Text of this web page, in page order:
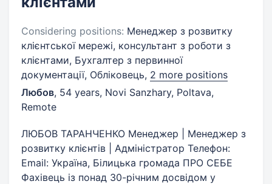
Considering positions: Менеджер з розвитку
клієнтської мережі, консультант з роботи з
клієнтами, Бухгалтер з первинної
документації, Обліковець, 2 more positions
Любов, 54 years, Novi Sanzhary, Poltava,
Remote
ЛЮБОВ ТАРАНЧЕНКО Менеджер | Менеджер з
розвитку клієнтів | Адміністратор Телефон:
Email: Україна, Білицька громада ПРО СЕБЕ
Фахівець із понад 30-річним досвідом у